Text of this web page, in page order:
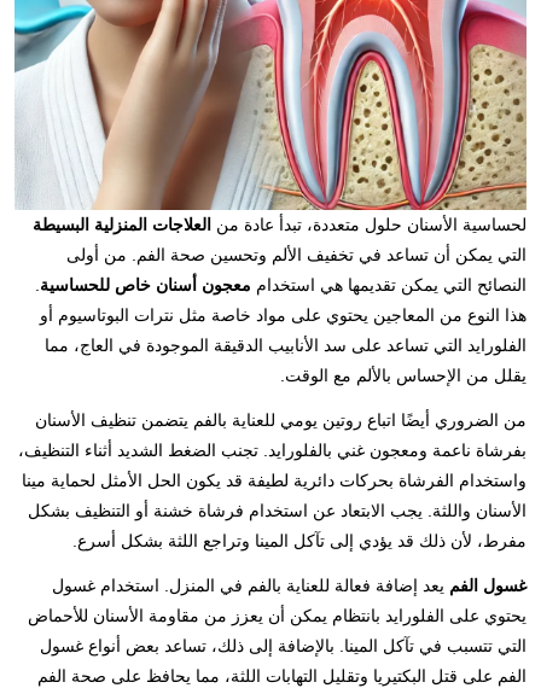
لحساسية الأسنان حلول متعددة، تبدأ عادة من العلاجات المنزلية البسيطة
التي يمكن أن تساعد في تخفيف الألم وتحسين صحة الفم. من أولى
النصائح التي يمكن تقديمها هي استخدام معجون أسنان خاص للحساسية.
هذا النوع من المعاجين يحتوي على مواد خاصة مثل نترات البوتاسيوم أو
الفلورايد التي تساعد على سد الأنابيب الدقيقة الموجودة في العاج، مما
يقلل من الإحساس بالألم مع الوقت.
من الضروري أيضًا اتباع روتين يومي للعناية بالفم يتضمن تنظيف الأسنان
بفرشاة ناعمة ومعجون غني بالفلورايد. تجنب الضغط الشديد أثناء التنظيف،
واستخدام الفرشاة بحركات دائرية لطيفة قد يكون الحل الأمثل لحماية مينا
الأسنان واللثة. يجب الابتعاد عن استخدام فرشاة خشنة أو التنظيف بشكل
مفرط، لأن ذلك قد يؤدي إلى تآكل المينا وتراجع اللثة بشكل أسرع.
غسول الفم يعد إضافة فعالة للعناية بالفم في المنزل. استخدام غسول
يحتوي على الفلورايد بانتظام يمكن أن يعزز من مقاومة الأسنان للأحماض
التي تتسبب في تآكل المينا. بالإضافة إلى ذلك، تساعد بعض أنواع غسول
الفم على قتل البكتيريا وتقليل التهابات اللثة، مما يحافظ على صحة الفم